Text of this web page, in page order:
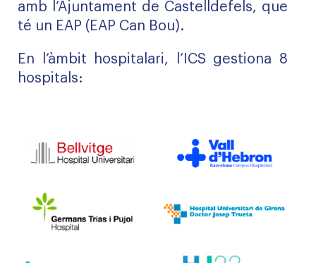
amb l’Ajuntament de Castelldefels, que
té un EAP (EAP Can Bou).
En l’àmbit hospitalari, l’ICS gestiona 8
hospitals: